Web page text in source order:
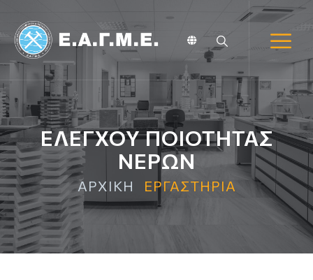
ΕΛΕΓΧΟΥ ΠΟΙΟΤΗΤΑΣ
ΝΕΡΩΝ
ΑΡΧΙΚΗ ΕΡΓΑΣΤΗΡΙΑ